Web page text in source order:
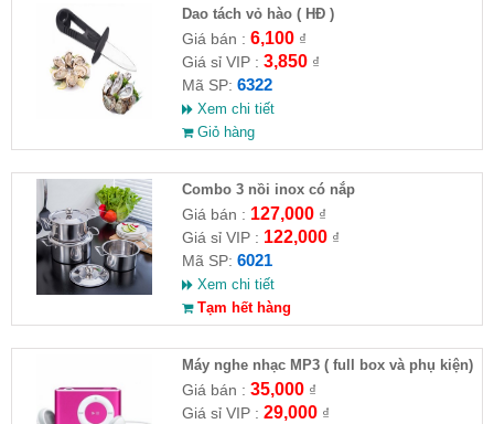
Dao tách vỏ hào ( HĐ )
Giá bán : 6,100₫
Giá sỉ VIP : 3,850₫
Mã SP: 6322
Xem chi tiết
Giỏ hàng
Combo 3 nồi inox có nắp
Giá bán : 127,000₫
Giá sỉ VIP : 122,000₫
Mã SP: 6021
Xem chi tiết
Tạm hết hàng
Máy nghe nhạc MP3 ( full box và phụ kiện)
Giá bán : 35,000₫
Giá sỉ VIP : 29,000₫